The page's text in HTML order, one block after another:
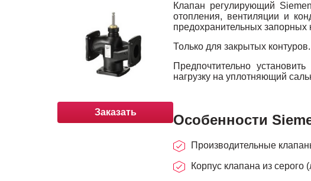
Заказать
Клапан регулирующий
отопления, вентиляции и
предохранительных запорных
Только для закрытых контуров.
Предпочтительно
нагрузку на уплотняющий
Особенности
Производительные
Корпус клапана из серого